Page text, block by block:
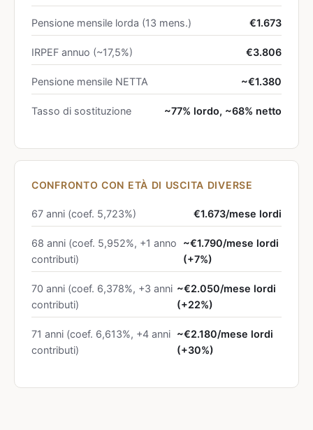
Pensione mensile lorda (13 mens.) €1.673
IRPEF annuo (~17,5%) €3.806
Pensione mensile NETTA ~€1.380
Tasso di sostituzione ~77% lordo, ~68% netto
CONFRONTO CON ETÀ DI USCITA DIVERSE
67 anni (coef. 5,723%) €1.673/mese lordi
68 anni (coef. 5,952%, +1 anno
contributi)
~€1.790/mese lordi
(+7%)
70 anni (coef. 6,378%, +3 anni
contributi)
~€2.050/mese lordi
(+22%)
71 anni (coef. 6,613%, +4 anni
contributi)
~€2.180/mese lordi
(+30%)